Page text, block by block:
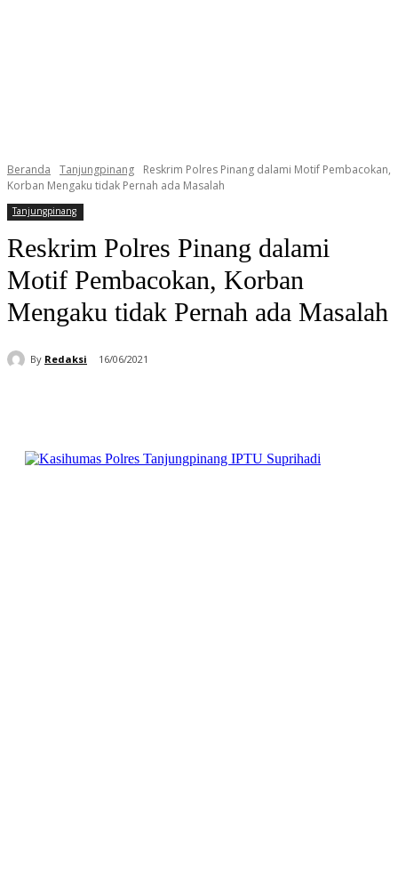
Beranda Tanjungpinang
Reskrim Polres Pinang dalami Motif Pembacokan,
Korban Mengaku tidak Pernah ada Masalah
Tanjungpinang
Reskrim Polres Pinang dalami
Motif Pembacokan, Korban
Mengaku tidak Pernah ada Masalah
By Redaksi 16/06/2021